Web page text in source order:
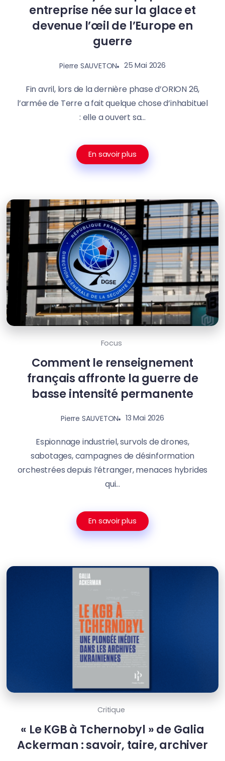
entreprise née sur la glace et
devenue l’œil de l’Europe en
guerre
Pierre SAUVETON 25 Mai 2026
Fin avril, lors de la dernière phase d’ORION 26,
l’armée de Terre a fait quelque chose d’inhabituel
: elle a ouvert sa...
En savoir plus
Focus
Comment le renseignement
français affronte la guerre de
basse intensité permanente
Pierre SAUVETON 13 Mai 2026
Espionnage industriel, survols de drones,
sabotages, campagnes de désinformation
orchestrées depuis l’étranger, menaces hybrides
qui...
En savoir plus
Critique
« Le KGB à Tchernobyl » de Galia
Ackerman : savoir, taire, archiver